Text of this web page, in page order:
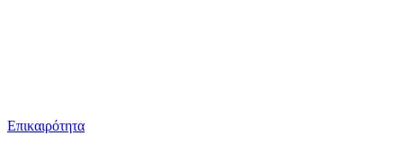
Επικαιρότητα